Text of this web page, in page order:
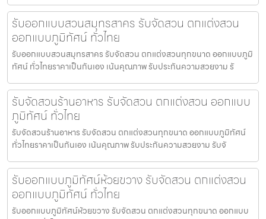
รับออกแบบสวนสมุทรสาคร รับจัดสวน ตกแต่งสวน
ออกแบบภูมิทัศน์ ทั่วไทย
รับออกแบบสวนสมุทรสาคร รับจัดสวน ตกแต่งสวนทุกขนาด ออกแบบภูมิ
ทัศน์ ทั่วไทยราคาเป็นกันเอง เน้นคุณภาพ รับประกันความสวยงาม รั
รับจัดสวนร้านอาหาร รับจัดสวน ตกแต่งสวน ออกแบบ
ภูมิทัศน์ ทั่วไทย
รับจัดสวนร้านอาหาร รับจัดสวน ตกแต่งสวนทุกขนาด ออกแบบภูมิทัศน์
ทั่วไทยราคาเป็นกันเอง เน้นคุณภาพ รับประกันความสวยงาม รับจั
รับออกแบบภูมิทัศน์ห้วยขวาง รับจัดสวน ตกแต่งสวน
ออกแบบภูมิทัศน์ ทั่วไทย
รับออกแบบภูมิทัศน์ห้วยขวาง รับจัดสวน ตกแต่งสวนทุกขนาด ออกแบบ